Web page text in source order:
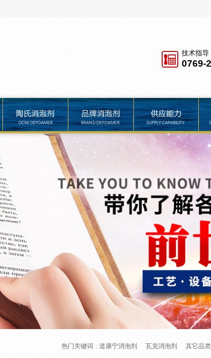
技术指导
0769-
品牌消泡剂 供应能力 服务保障
热门关键词 : 道康宁消泡剂 瓦克消泡剂 其它品类